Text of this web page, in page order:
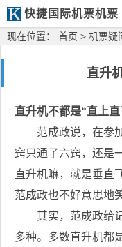
快捷国际机票机票
现在位置： 首页 > 机票疑
直升
直升机不都是“直上直
范成政说，在参加
窍只通了六窍，还是
直升机嘛，就是垂直
范成政也不好意思地
其实，范成政给记
多种。多数直升机都